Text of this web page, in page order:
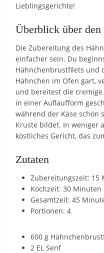
Lieblingsgerichte!
Überblick über den
Die Zubereitung des
einfacher sein. Du
Hähnchenbrustfilets und
Hähnchen im Ofen gart,
und bereitest die cremige
in einer Auflaufform
während der Käse schön
Kruste bildet. In weniger
köstliches Gericht, das
Zutaten
Zubereitungszeit: 15
Kochzeit: 30 Minuten
Gesamtzeit: 45
Portionen: 4
600 g
2 EL Senf